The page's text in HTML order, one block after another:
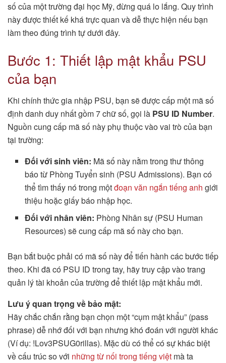
số của một trường đại học Mỹ, đừng quá lo lắng. Quy trình
này được thiết kế khá trực quan và dễ thực hiện nếu bạn
làm theo đúng trình tự dưới đây.
Bước 1: Thiết lập mật khẩu PSU
của bạn
Khi chính thức gia nhập PSU, bạn sẽ được cấp một mã số
định danh duy nhất gồm 7 chữ số, gọi là PSU ID Number.
Nguồn cung cấp mã số này phụ thuộc vào vai trò của bạn
tại trường:
Đối với sinh viên: Mã số này nằm trong thư thông
báo từ Phòng Tuyển sinh (PSU Admissions). Bạn có
thể tìm thấy nó trong mộtđoạn văn ngắn tiếng anh giới
thiệu hoặc giấy báo nhập học.
Đối với nhân viên: Phòng Nhân sự (PSU Human
Resources) sẽ cung cấp mã số này cho bạn.
Bạn bắt buộc phải có mã số này để tiến hành các bước tiếp
theo. Khi đã có PSU ID trong tay, hãy truy cập vào trang
quản lý tài khoản của trường để thiết lập mật khẩu mới.
Lưu ý quan trọng về bảo mật:
Hãy chắc chắn rằng bạn chọn một “cụm mật khẩu” (pass
phrase) dễ nhớ đối với bạn nhưng khó đoán với người khác
(Ví dụ: !Lov3PSUG0rillas). Mặc dù có thể có sự khác biệt
về cấu trúc so với những từ nối trong tiếng việt mà ta